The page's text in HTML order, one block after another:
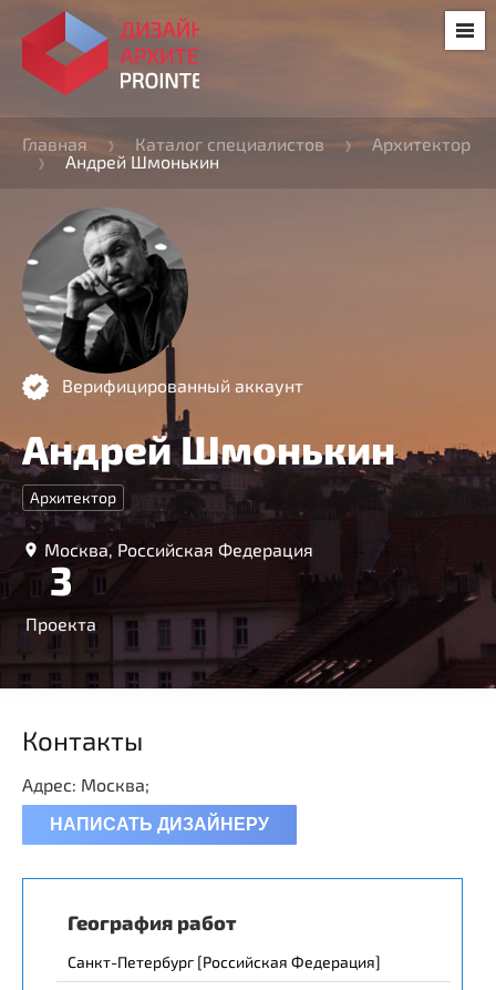
Главная Каталог специалистов
Архитектор
Андрей Шмонькин
Верифицированный аккаунт
Андрей Шмонькин
Архитектор
Москва, Российская Федерация
3
Проекта
Контакты
Адрес: Москва;
НАПИСАТЬ ДИЗАЙНЕРУ
География работ
Санкт-Петербург [Российская Федерация]